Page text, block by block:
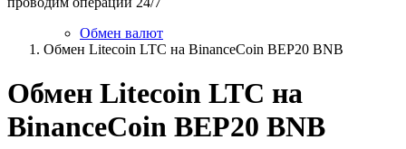
Обмен валют
Обмен Litecoin LTC на BinanceCoin BEP20 BNB
Обмен Litecoin LTC на
BinanceCoin BEP20 BNB